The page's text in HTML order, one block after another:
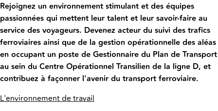
Rejoignez un environnement stimulant et des équipes
passionnées qui mettent leur talent et leur savoir-faire au
service des voyageurs. Devenez acteur du suivi des trafics
ferroviaires ainsi que de la gestion opérationnelle des aléas
en occupant un poste de Gestionnaire du Plan de Transport
au sein du Centre Opérationnel Transilien de la ligne D, et
contribuez à façonner l'avenir du transport ferroviaire.
L'environnement de travail